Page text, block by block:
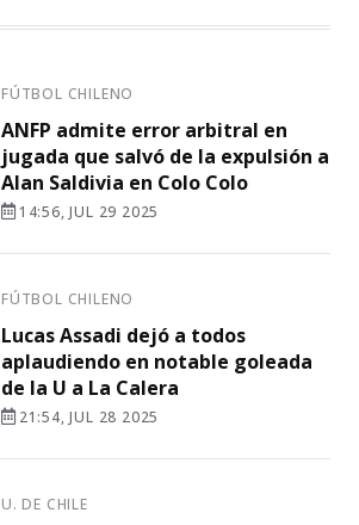
FÚTBOL CHILENO
ANFP admite error arbitral en
jugada que salvó de la expulsión a
Alan Saldivia en Colo Colo
14:56, JUL 29 2025
FÚTBOL CHILENO
Lucas Assadi dejó a todos
aplaudiendo en notable goleada
de la U a La Calera
21:54, JUL 28 2025
U. DE CHILE